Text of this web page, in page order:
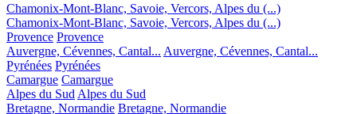
Chamonix-Mont-Blanc, Savoie, Vercors, Alpes du (...)
Chamonix-Mont-Blanc, Savoie, Vercors, Alpes du (...)
Provence Provence
Auvergne, Cévennes, Cantal... Auvergne, Cévennes, Cantal...
Pyrénées Pyrénées
Camargue Camargue
Alpes du Sud Alpes du Sud
Bretagne, Normandie Bretagne, Normandie